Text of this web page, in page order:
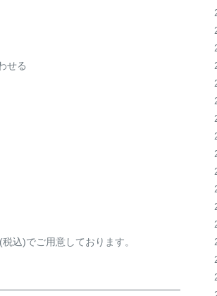
せる
込)でご用意しております。